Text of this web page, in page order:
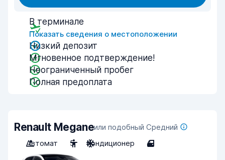
В терминале
Показать сведения о местоположении
Низкий депозит
Мгновенное подтверждение!
Неограниченный пробег
Полная предоплата
Renault Meganeили подобный Средний
Автомат
5 Кондиционер 4